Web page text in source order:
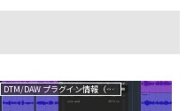
DTM/DAW プラグイン情報（VST AU AAX）